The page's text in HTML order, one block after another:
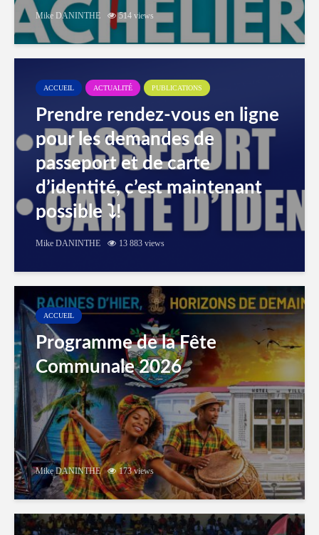
Mike DANINTHE 514 views
ACCUEIL ACTUALITÉ PUBLICATIONS
Prendre rendez-vous en ligne
pour les demandes de
passeport et de carte
d’identité, c’est maintenant
possible ⤵️!
Mike DANINTHE 13 883 views
ACCUEIL
Programme de la Fête
Communale 2026
Mike DANINTHE 173 views